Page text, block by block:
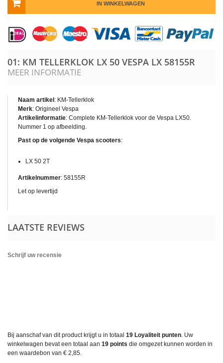
IN WINKELWAGEN
01: KM TELLERKLOK LX 50 VESPA LX 58155R
MEER INFORMATIE
Naam artikel : KM-Tellerklok
Merk: Origineel Vespa
Artikelinformatie: Complete KM-Tellerklok voor de Vespa LX50.
Nummer 1 op afbeelding.
Past op de volgende Vespa scooters:
LX 50 2T
Artikelnummer: 58155R
Let op levertijd
LAATSTE REVIEWS
Schrijf uw recensie
Bij aanschaf van dit product krijgt u in totaal 19 Loyaliteit punten. Uw
winkelwagen bevat een totaal aan 19 points die omgezet kunnen worden in
een waardebon van € 2,85.